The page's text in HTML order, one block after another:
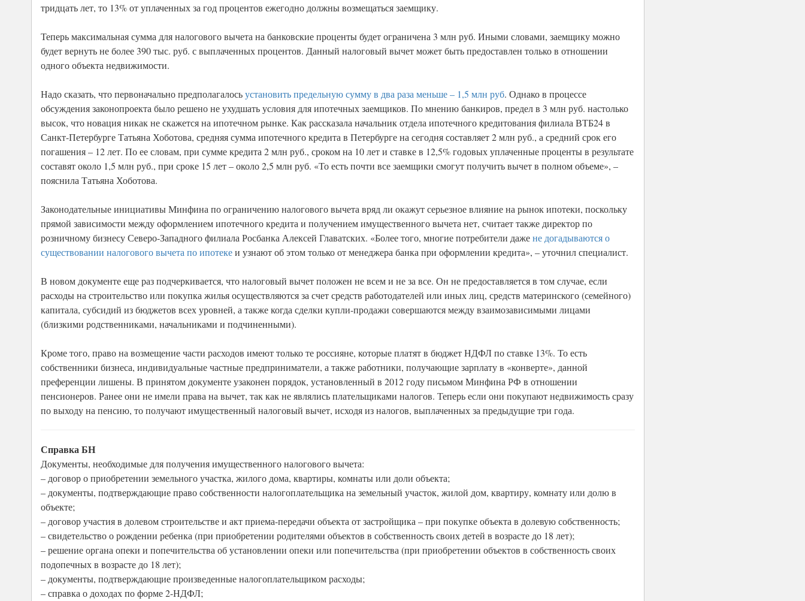
тридцать лет, то 13% от уплаченных за год процентов ежегодно должны возмещаться заемщику.
Теперь максимальная сумма для налогового вычета на банковские проценты будет ограничена 3 млн руб. Иными словами, заемщику можно
будет вернуть не более 390 тыс. руб. с выплаченных процентов. Данный налоговый вычет может быть предоставлен только в отношении
одного объекта недвижимости.
Надо сказать, что первоначально предполагалосьустановить предельную сумму в два раза меньше – 1,5 млн руб. Однако в процессе
обсуждения законопроекта было решено не ухудшать условия для ипотечных заемщиков. По мнению банкиров, предел в 3 млн руб. настолько
высок, что новация никак не скажется на ипотечном рынке. Как рассказала начальник отдела ипотечного кредитования филиала ВТБ24 в
Санкт-Петербурге Татьяна Хоботова, средняя сумма ипотечного кредита в Петербурге на сегодня составляет 2 млн руб., а средний срок его
погашения – 12 лет. По ее словам, при сумме кредита 2 млн руб., сроком на 10 лет и ставке в 12,5% годовых уплаченные проценты в результате
составят около 1,5 млн руб., при сроке 15 лет – около 2,5 млн руб. «То есть почти все заемщики смогут получить вычет в полном объеме», –
пояснила Татьяна Хоботова.
Законодательные инициативы Минфина по ограничению налогового вычета вряд ли окажут серьезное влияние на рынок ипотеки, поскольку
прямой зависимости между оформлением ипотечного кредита и получением имущественного вычета нет, считает также директор по
розничному бизнесу Северо-Западного филиала Росбанка Алексей Главатских. «Более того, многие потребители дажене догадываются о
существовании налогового вычета по ипотекеи узнают об этом только от менеджера банка при оформлении кредита», – уточнил специалист.
В новом документе еще раз подчеркивается, что налоговый вычет положен не всем и не за все. Он не предоставляется в том случае, если
расходы на строительство или покупка жилья осуществляются за счет средств работодателей или иных лиц, средств материнского (семейного)
капитала, субсидий из бюджетов всех уровней, а также когда сделки купли-продажи совершаются между взаимозависимыми лицами
(близкими родственниками, начальниками и подчиненными).
Кроме того, право на возмещение части расходов имеют только те россияне, которые платят в бюджет НДФЛ по ставке 13%. То есть
собственники бизнеса, индивидуальные частные предприниматели, а также работники, получающие зарплату в «конверте», данной
преференции лишены. В принятом документе узаконен порядок, установленный в 2012 году письмом Минфина РФ в отношении
пенсионеров. Ранее они не имели права на вычет, так как не являлись плательщиками налогов. Теперь если они покупают недвижимость сразу
по выходу на пенсию, то получают имущественный налоговый вычет, исходя из налогов, выплаченных за предыдущие три года.
Справка БН
Документы, необходимые для получения имущественного налогового вычета:
– договор о приобретении земельного участка, жилого дома, квартиры, комнаты или доли объекта;
– документы, подтверждающие право собственности налогоплательщика на земельный участок, жилой дом, квартиру, комнату или долю в
объекте;
– договор участия в долевом строительстве и акт приема-передачи объекта от застройщика – при покупке объекта в долевую собственность;
– свидетельство о рождении ребенка (при приобретении родителями объектов в собственность своих детей в возрасте до 18 лет);
– решение органа опеки и попечительства об установлении опеки или попечительства (при приобретении объектов в собственность своих
подопечных в возрасте до 18 лет);
– документы, подтверждающие произведенные налогоплательщиком расходы;
– справка о доходах по форме 2-НДФЛ;